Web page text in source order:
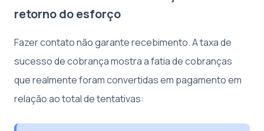
retorno do esforço
Fazer contato não garante recebimento. A taxa de
sucesso de cobrança mostra a fatia de cobranças
que realmente foram convertidas em pagamento em
relação ao total de tentativas: